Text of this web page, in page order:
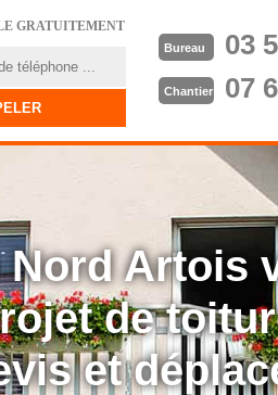
GRATUITEMENT
Bureau 03
Chantier 07
Artois
de
et